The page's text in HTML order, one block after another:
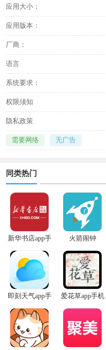
应用大小：
应用版本：
厂商：
语言
系统要求：
权限须知
隐私政策
需要网络 无广告
同类热门
新华书店app手
火箭闹钟
即刻天气app手
机版
爱花草app手机
版